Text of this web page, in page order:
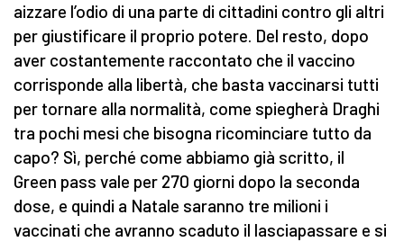
aizzare l’odio di una parte di cittadini contro gli altri
per giustificare il proprio potere. Del resto, dopo
aver costantemente raccontato che il vaccino
corrisponde alla libertà, che basta vaccinarsi tutti
per tornare alla normalità, come spiegherà Draghi
tra pochi mesi che bisogna ricominciare tutto da
capo? Sì, perché come abbiamo già scritto, il
Green pass vale per 270 giorni dopo la seconda
dose, e quindi a Natale saranno tre milioni i
vaccinati che avranno scaduto il lasciapassare e si